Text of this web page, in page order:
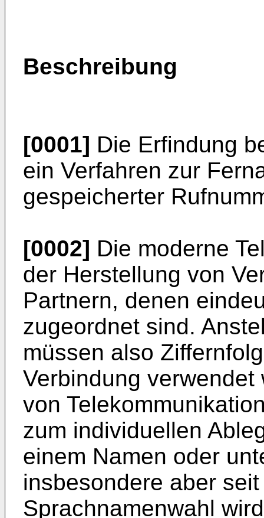
Beschreibung
[0001] Die Erfindung
ein Verfahren zur
gespeicherter
[0002] Die moderne
der Herstellung von
Partnern, denen
zugeordnet sind.
müssen also
Verbindung
von
zum individuellen
einem Namen oder
insbesondere aber
Sprachnamenwahl